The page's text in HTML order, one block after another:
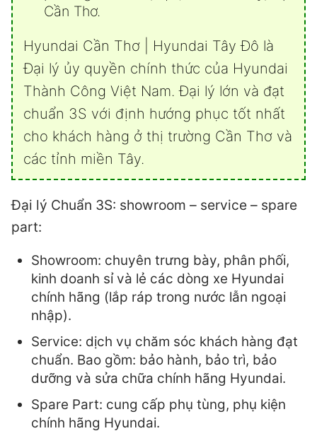
Cần Thơ.
Hyundai Cần Thơ | Hyundai Tây Đô là
Đại lý ủy quyền chính thức của Hyundai
Thành Công Việt Nam. Đại lý lớn và đạt
chuẩn 3S với định hướng phục tốt nhất
cho khách hàng ở thị trường Cần Thơ và
các tỉnh miền Tây.
Đại lý Chuẩn 3S: showroom – service – spare
part:
Showroom: chuyên trưng bày, phân phối,
kinh doanh sỉ và lẻ các dòng xe Hyundai
chính hãng (lắp ráp trong nước lẫn ngoại
nhập).
Service: dịch vụ chăm sóc khách hàng đạt
chuẩn. Bao gồm: bảo hành, bảo trì, bảo
dưỡng và sửa chữa chính hãng Hyundai.
Spare Part: cung cấp phụ tùng, phụ kiện
chính hãng Hyundai.